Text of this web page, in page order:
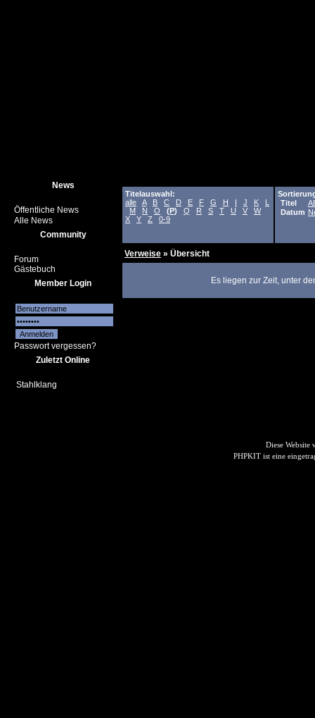
News
Öffentliche News
Alle News
Community
Forum
Gästebuch
Member Login
Passwort vergessen?
Zuletzt Online
Stahlklang
Titelauswahl:
alle
A B C D E F G H I J K
L
M
N O (P) Q R S T U V
W
X
Y Z 0-9
Titel
Datum
Verweise » Übersicht
Es liegen zur Zeit, unter
Diese Website
PHPKIT ist eine